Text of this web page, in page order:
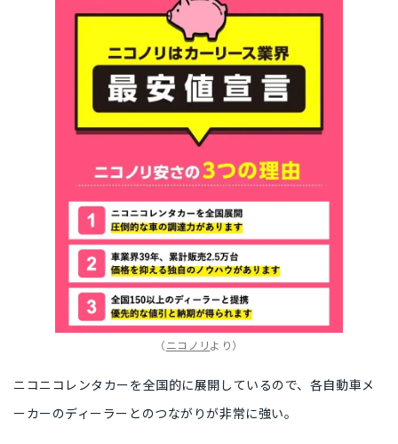
（ニコノリより）
ニコニコレンタカーを全国的に展開しているので、各自動車メ
ーカーのディーラーとのつながりが非常に強い。